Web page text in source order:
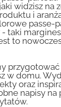
widzisz na
i
passe-
taki
to
w domu.
oraz
napisy na